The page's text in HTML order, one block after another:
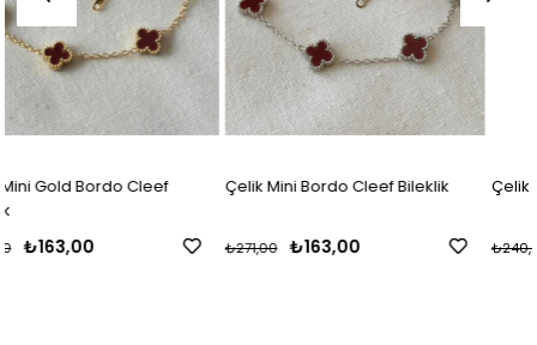
Çelik Mini Bordo Cleef Bileklik
₺271,00
Çelik Büyük Harf Bileklik
₺240,00